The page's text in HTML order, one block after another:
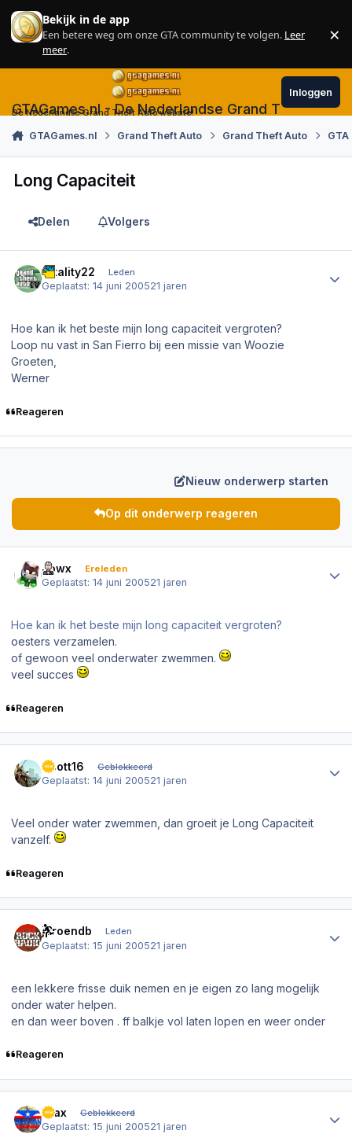
Skip to content
Bekijk in de app
Een betere weg om onze GTA community te volgen. Leer
meer.
×
GTAGames.nl - De Nederlandse Grand Theft Auto
De Nederlandse Grand Theft Auto website!
Inloggen
GTAGames.nl Grand Theft Auto Grand Theft Auto
Long Capaciteit
Delen Volgers
fatality22 Leden
Geplaatst:14 juni 200521 jaren
Hoe kan ik het beste mijn long capaciteit vergroten?
Loop nu vast in San Fierro bij een missie van Woozie
Groeten,
Werner
Reageren
Nieuw onderwerp starten
Op dit onderwerp reageren
Jowx Ereleden
Geplaatst:14 juni 200521 jaren
Hoe kan ik het beste mijn long capaciteit vergroten?
oesters verzamelen.
of gewoon veel onderwater zwemmen.
veel succes
Reageren
Scott16 Geblokkeerd
Geplaatst:14 juni 200521 jaren
Veel onder water zwemmen, dan groeit je Long Capaciteit
vanzelf.
Reageren
jeroendb Leden
Geplaatst:15 juni 200521 jaren
een lekkere frisse duik nemen en je eigen zo lang mogelijk
onder water helpen.
en dan weer boven . ff balkje vol laten lopen en weer onder
Reageren
Trax Geblokkeerd
Geplaatst:15 juni 200521 jaren